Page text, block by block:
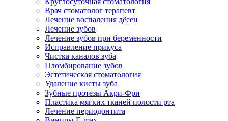
Врач стоматолог терапевт
Лечение воспаления дёсен
Лечение зубов
Лечение зубов при беременности
Исправление прикуса
Чистка каналов зуба
Пломбирование зубов
Эстетическая стоматология
Удаление кисты зуба
Зубные протезы Акри-Фри
Пластика мягких тканей полости рта
Лечение периодонтита